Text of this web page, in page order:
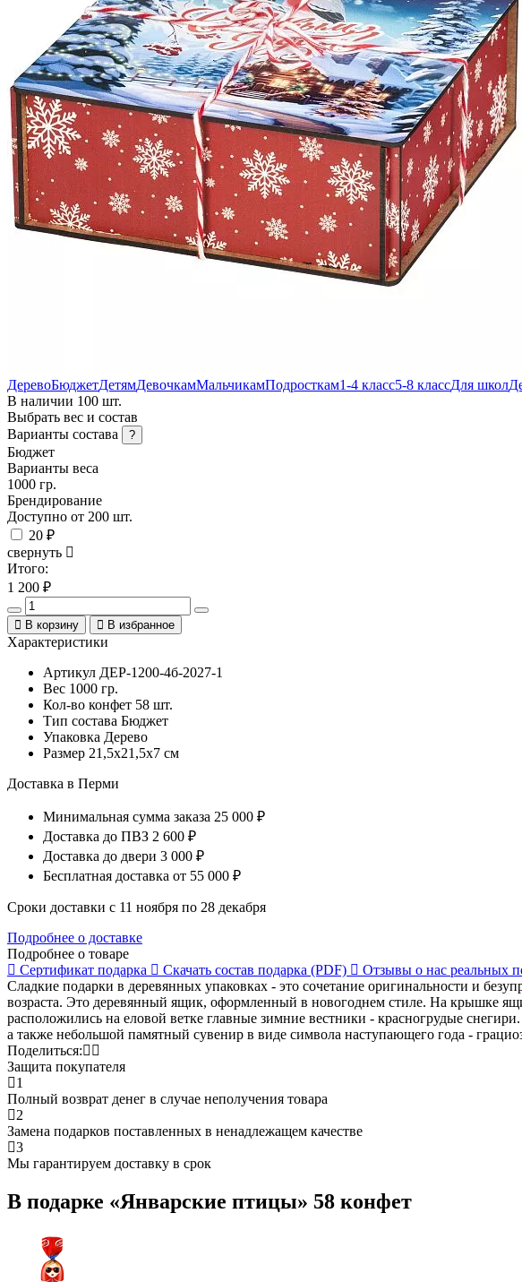
ДеревоБюджетДетямДевочкамМальчикамПодросткам1-4 класс5-8 классДля школ
В наличии 100 шт.
Выбрать вес и состав
Варианты состава
?
Бюджет
Варианты веса
1000 гр.
Брендирование
Доступно от 200 шт.
20 ₽
свернуть
Итого:
1 200 ₽
В корзину В избранное
Характеристики
Артикул ДЕР-1200-4б-2027-1
Вес 1000 гр.
Кол-во конфет 58 шт.
Тип состава Бюджет
Упаковка Дерево
Размер 21,5х21,5х7 см
Доставка в Перми
Минимальная сумма заказа 25 000 ₽
Доставка до ПВЗ 2 600 ₽
Доставка до двери 3 000 ₽
Бесплатная доставка от 55 000 ₽
Сроки доставки с 11 ноября по 28 декабря
Подробнее о доставке
Подробнее о товаре
Сертификат подарка Скачать состав подарка (PDF) Отзывы о нас реальных
Сладкие подарки в деревянных упаковках - это сочетание оригинальности и
возраста. Это деревянный ящик, оформленный в новогоднем стиле. На крышке
расположились на еловой ветке главные зимние вестники - красногрудые
а также небольшой памятный сувенир в виде символа наступающего года -
Поделиться:
Защита покупателя
1
Полный возврат денег в случае неполучения товара
2
Замена подарков поставленных в ненадлежащем качестве
3
Мы гарантируем доставку в срок
В подарке «Январские птицы» 58 конфет